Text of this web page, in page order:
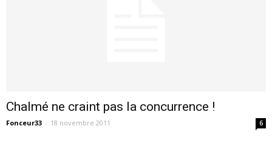
Chalmé ne craint pas la concurrence !
Fonceur33 - 18 novembre 2011 6